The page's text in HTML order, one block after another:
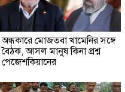
অন্ধকারে মোজতবা খামেনির সঙ্গে
বৈঠক, আসল মানুষ কিনা প্রশ্ন
পেজেশকিয়ানের